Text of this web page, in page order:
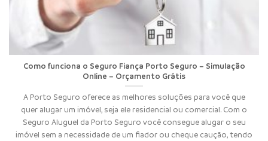
Como funciona o Seguro Fiança Porto Seguro – Simulação
Online – Orçamento Grátis
A Porto Seguro oferece as melhores soluções para você que
quer alugar um imóvel, seja ele residencial ou comercial. Com o
Seguro Aluguel da Porto Seguro você consegue alugar o seu
imóvel sem a necessidade de um fiador ou cheque caução, tendo